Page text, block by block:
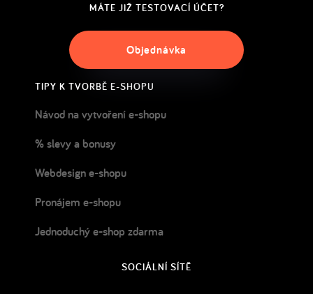
MÁTE JIŽ TESTOVACÍ ÚČET?
Objednávka
TIPY K TVORBĚ E-SHOPU
Návod na vytvoření e-shopu
% slevy a bonusy
Webdesign e-shopu
Pronájem e-shopu
Jednoduchý e-shop zdarma
SOCIÁLNÍ SÍTĚ